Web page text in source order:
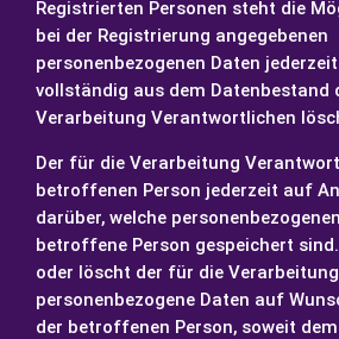
Registrierten Personen steht die
bei der Registrierung angegebenen
personenbezogenen Daten
vollständig aus dem Datenbestand
Verarbeitung Verantwortlichen
Der für die Verarbeitung
betroffenen Person jederzeit auf
darüber, welche
betroffene Person gespeichert
oder löscht der für die
personenbezogene Daten auf
der betroffenen Person, soweit